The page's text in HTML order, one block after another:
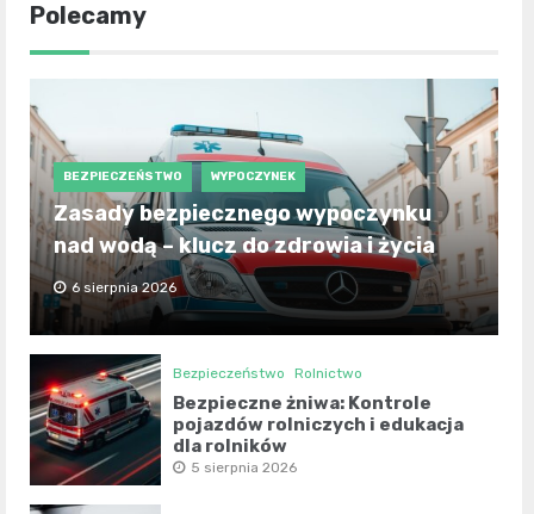
Polecamy
BEZPIECZEŃSTWO WYPOCZYNEK
Zasady bezpiecznego wypoczynku
nad wodą – klucz do zdrowia i życia
6 sierpnia 2026
Bezpieczeństwo Rolnictwo
Bezpieczne żniwa: Kontrole
pojazdów rolniczych i edukacja
dla rolników
5 sierpnia 2026